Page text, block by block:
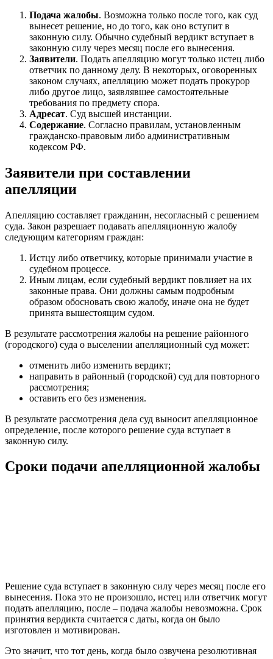
Подача жалобы. Возможна только после того, как суд
вынесет решение, но до того, как оно вступит в
законную силу. Обычно судебный вердикт вступает в
законную силу через месяц после его вынесения.
Заявители. Подать апелляцию могут только истец либо
ответчик по данному делу. В некоторых, оговоренных
законом случаях, апелляцию может подать прокурор
либо другое лицо, заявлявшее самостоятельные
требования по предмету спора.
Адресат. Суд высшей инстанции.
Содержание. Согласно правилам, установленным
гражданско-правовым либо административным
кодексом РФ.
Заявители при составлении
апелляции
Апелляцию составляет гражданин, несогласный с решением
суда. Закон разрешает подавать апелляционную жалобу
следующим категориям граждан:
Истцу либо ответчику, которые принимали участие в
судебном процессе.
Иным лицам, если судебный вердикт повлияет на их
законные права. Они должны самым подробным
образом обосновать свою жалобу, иначе она не будет
принята вышестоящим судом.
В результате рассмотрения жалобы на решение районного
(городского) суда о выселении апелляционный суд может:
отменить либо изменить вердикт;
направить в районный (городской) суд для повторного
рассмотрения;
оставить его без изменения.
В результате рассмотрения дела суд выносит апелляционное
определение, после которого решение суда вступает в
законную силу.
Сроки подачи апелляционной жалобы
Решение суда вступает в законную силу через месяц после его
вынесения. Пока это не произошло, истец или ответчик могут
подать апелляцию, после – подача жалобы невозможна. Срок
принятия вердикта считается с даты, когда он было
изготовлен и мотивирован.
Это значит, что тот день, когда было озвучена резолютивная